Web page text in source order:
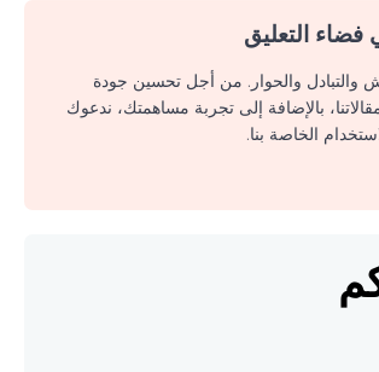
التعليق
والتبادل والحوار. من أجل تحسين جودة
بالإضافة إلى تجربة مساهمتك، ندعوك
الخاصة بنا.